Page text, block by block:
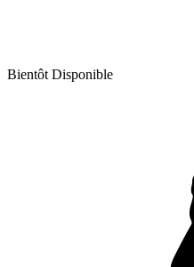
Bientôt Disponible